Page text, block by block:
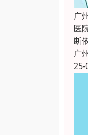
广
医
断
广
25-